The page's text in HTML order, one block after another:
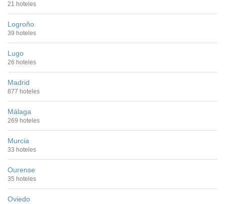
21 hoteles
Logroño
39 hoteles
Lugo
26 hoteles
Madrid
877 hoteles
Málaga
269 hoteles
Murcia
33 hoteles
Ourense
35 hoteles
Oviedo